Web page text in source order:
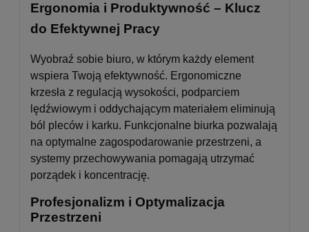
Ergonomia i Produktywność – Klucz
do Efektywnej Pracy
Wyobraź sobie biuro, w którym każdy element
wspiera Twoją efektywność. Ergonomiczne
krzesła z regulacją wysokości, podparciem
lędźwiowym i oddychającym materiałem eliminują
ból pleców i karku. Funkcjonalne biurka pozwalają
na optymalne zagospodarowanie przestrzeni, a
systemy przechowywania pomagają utrzymać
porządek i koncentrację.
Profesjonalizm i Optymalizacja
Przestrzeni